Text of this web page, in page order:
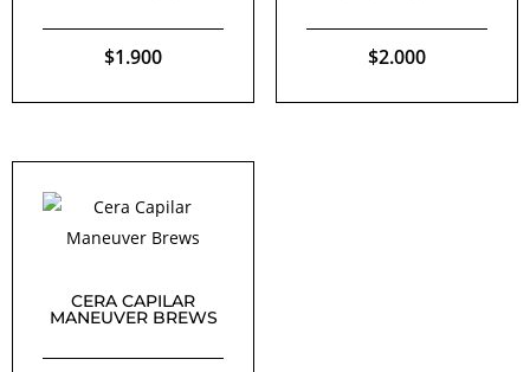
$1.900 $2.000
CERA CAPILAR
MANEUVER BREWS